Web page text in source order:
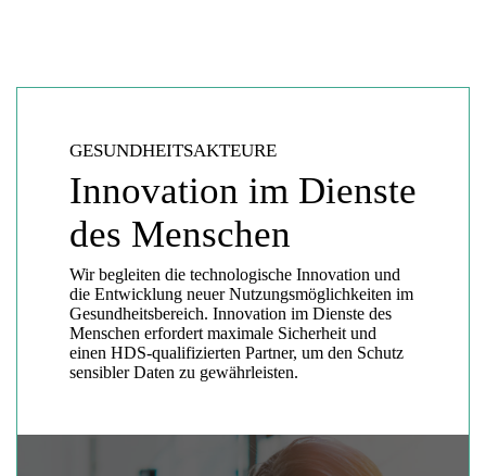
GESUNDHEITSAKTEURE
Innovation im Dienste
des Menschen
Wir begleiten die technologische Innovation und
die Entwicklung neuer Nutzungsmöglichkeiten im
Gesundheitsbereich. Innovation im Dienste des
Menschen erfordert maximale Sicherheit und
einen HDS-qualifizierten Partner, um den Schutz
sensibler Daten zu gewährleisten.